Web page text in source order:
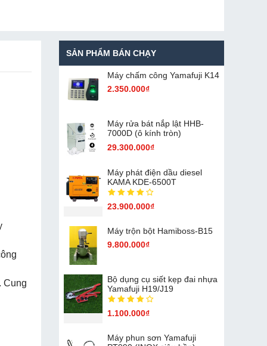
Cung
SẢN PHẨM BÁN CHẠY
Máy chấm cô​ng Yamafuji K14
2.350.000₫
Máy rửa bát nắp lật HHB-
7000D (ô kính tròn)
29.300.000₫
Máy phát điện dầu diesel
KAMA KDE-6500T
23.900.000₫
Máy trộn bột Hamiboss-B15
9.800.000₫
Bộ dụng cụ siết kẹp đai nhựa
Yamafuji H19/J19
1.100.000₫
Máy phun sơn Yamafuji